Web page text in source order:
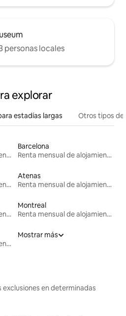
personas locales
explorar
estadías largas Otros tipos de
Renta mensual de alojamientos
Barcelona
Renta mensual de alojamientos
Renta mensual de alojamientos
Atenas
Renta mensual de alojamientos
Renta mensual de alojamientos
Montreal
Renta mensual de alojamientos
Renta mensual de alojamientos
Mostrar más
exclusiones en determinadas